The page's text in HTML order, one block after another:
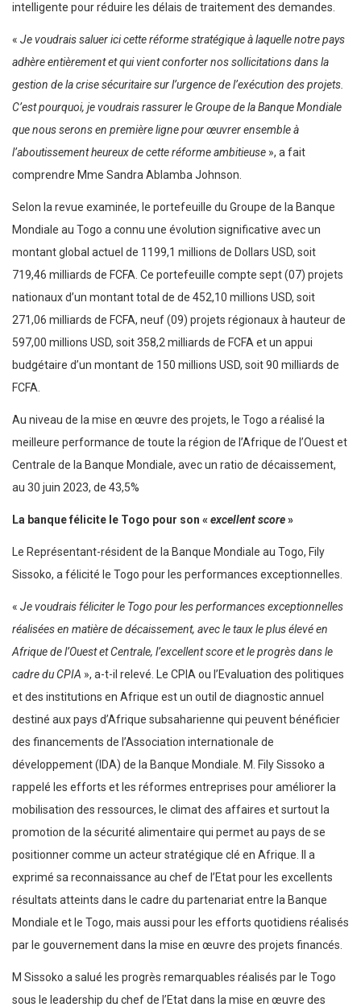
intelligente pour réduire les délais de traitement des demandes.
« Je voudrais saluer ici cette réforme stratégique à laquelle notre pays
adhère entièrement et qui vient conforter nos sollicitations dans la
gestion de la crise sécuritaire sur l’urgence de l’exécution des projets.
C’est pourquoi, je voudrais rassurer le Groupe de la Banque Mondiale
que nous serons en première ligne pour œuvrer ensemble à
l’aboutissement heureux de cette réforme ambitieuse », a fait
comprendre Mme Sandra Ablamba Johnson.
Selon la revue examinée, le portefeuille du Groupe de la Banque
Mondiale au Togo a connu une évolution significative avec un
montant global actuel de 1199,1 millions de Dollars USD, soit
719,46 milliards de FCFA. Ce portefeuille compte sept (07) projets
nationaux d’un montant total de de 452,10 millions USD, soit
271,06 milliards de FCFA, neuf (09) projets régionaux à hauteur de
597,00 millions USD, soit 358,2 milliards de FCFA et un appui
budgétaire d’un montant de 150 millions USD, soit 90 milliards de
FCFA.
Au niveau de la mise en œuvre des projets, le Togo a réalisé la
meilleure performance de toute la région de l’Afrique de l’Ouest et
Centrale de la Banque Mondiale, avec un ratio de décaissement,
au 30 juin 2023, de 43,5%
La banque félicite le Togo pour son «excellent score»
Le Représentant-résident de la Banque Mondiale au Togo, Fily
Sissoko, a félicité le Togo pour les performances exceptionnelles.
« Je voudrais féliciter le Togo pour les performances exceptionnelles
réalisées en matière de décaissement, avec le taux le plus élevé en
Afrique de l’Ouest et Centrale, l’excellent score et le progrès dans le
cadre du CPIA », a-t-il relevé. Le CPIA ou l’Evaluation des politiques
et des institutions en Afrique est un outil de diagnostic annuel
destiné aux pays d’Afrique subsaharienne qui peuvent bénéficier
des financements de l’Association internationale de
développement (IDA) de la Banque Mondiale. M. Fily Sissoko a
rappelé les efforts et les réformes entreprises pour améliorer la
mobilisation des ressources, le climat des affaires et surtout la
promotion de la sécurité alimentaire qui permet au pays de se
positionner comme un acteur stratégique clé en Afrique. Il a
exprimé sa reconnaissance au chef de l’Etat pour les excellents
résultats atteints dans le cadre du partenariat entre la Banque
Mondiale et le Togo, mais aussi pour les efforts quotidiens réalisés
par le gouvernement dans la mise en œuvre des projets financés.
M Sissoko a salué les progrès remarquables réalisés par le Togo
sous le leadership du chef de l’Etat dans la mise en œuvre des